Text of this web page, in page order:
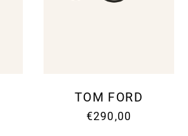
TOM FORD
€290,00